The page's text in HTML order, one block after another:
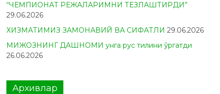
“ЧЕМПИОНАТ РЕЖАЛАРИМНИ ТЕЗЛАШТИРДИ”
29.06.2026
ХИЗМАТИМИЗ ЗАМОНАВИЙ ВА СИФАТЛИ 29.06.2026
МИЖОЗНИНГ ДАШНОМИ унга рус тилини ўргатди
26.06.2026
Архивлар